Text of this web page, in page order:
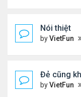
Nói thiệt
byVietFun
Đẻ cũng
byVietFun